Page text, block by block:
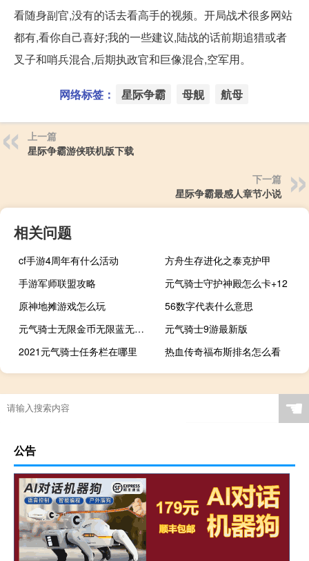
看随身副官,没有的话去看高手的视频。开局战术很多网站
都有,看你自己喜好;我的一些建议,陆战的话前期追猎或者
叉子和哨兵混合,后期执政官和巨像混合,空军用。
网络标签： 星际争霸 母舰 航母
上一篇
星际争霸游侠联机版下载
下一篇
星际争霸最感人章节小说
相关问题
cf手游4周年有什么活动
方舟生存进化之泰克护甲
手游军师联盟攻略
元气骑士守护神殿怎么卡+12
原神地摊游戏怎么玩
56数字代表什么意思
元气骑士无限金币无限蓝无限技能,如何下载
元气骑士9游最新版
2021元气骑士任务栏在哪里
热血传奇福布斯排名怎么看
☚
公告